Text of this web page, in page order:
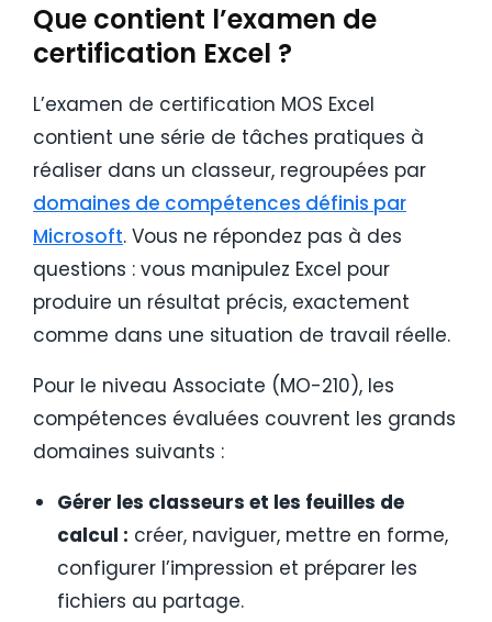
Que contient l’examen de
certification Excel ?
L’examen de certification MOS Excel
contient une série de tâches pratiques à
réaliser dans un classeur, regroupées par
domaines de compétences définis par
Microsoft. Vous ne répondez pas à des
questions : vous manipulez Excel pour
produire un résultat précis, exactement
comme dans une situation de travail réelle.
Pour le niveau Associate (MO-210), les
compétences évaluées couvrent les grands
domaines suivants :
Gérer les classeurs et les feuilles de
calcul : créer, naviguer, mettre en forme,
configurer l’impression et préparer les
fichiers au partage.